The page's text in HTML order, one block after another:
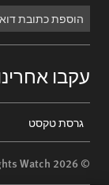
עקבו
menu
גרסת טקסט
© 2026 Human Rights Watch